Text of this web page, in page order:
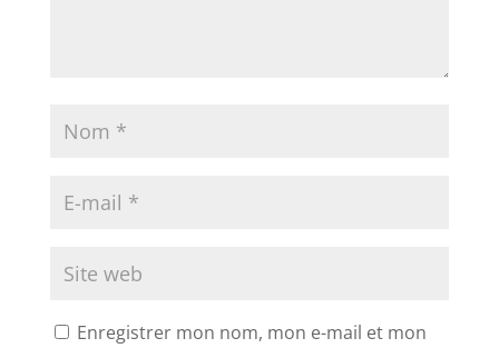
Enregistrer mon nom, mon e-mail et mon